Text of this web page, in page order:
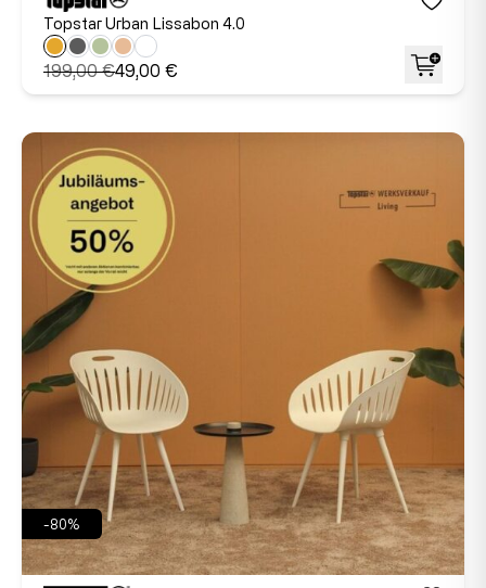
Topstar Urban Lissabon 4.0
199,00 €49,00 €
-80%